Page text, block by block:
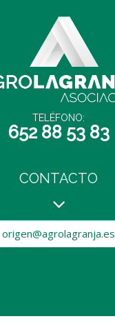
TELÉFONO:
652 88 53 83
CONTACTO
origen@agrolagranja.es